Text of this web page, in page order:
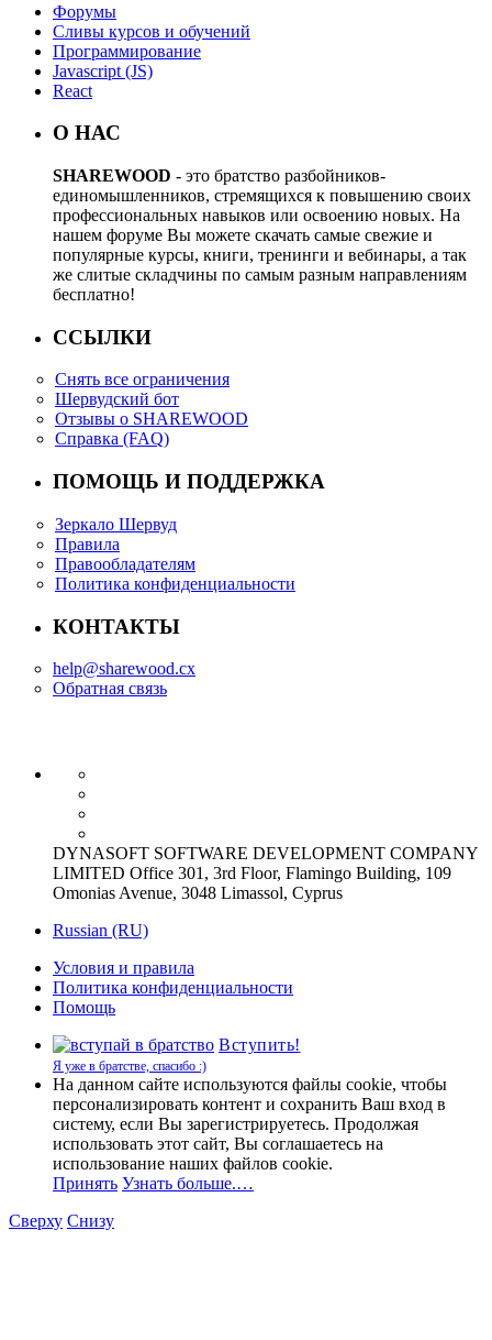
Форумы
Сливы курсов и обучений
Программирование
Javascript (JS)
React
О НАС
SHAREWOOD - это братство разбойников-
единомышленников, стремящихся к повышению своих
профессиональных навыков или освоению новых. На
нашем форуме Вы можете скачать самые свежие и
популярные курсы, книги, тренинги и вебинары, а так
же слитые складчины по самым разным направлениям
бесплатно!
ССЫЛКИ
Снять все ограничения
Шервудский бот
Отзывы о SHAREWOOD
Справка (FAQ)
ПОМОЩЬ И ПОДДЕРЖКА
Зеркало Шервуд
Правила
Правообладателям
Политика конфиденциальности
КОНТАКТЫ
help@sharewood.cx
Обратная связь
DYNASOFT SOFTWARE DEVELOPMENT COMPANY
LIMITED Office 301, 3rd Floor, Flamingo Building, 109
Omonias Avenue, 3048 Limassol, Cyprus
Russian (RU)
Условия и правила
Политика конфиденциальности
Помощь
Вступить!
Я уже в братстве, спасибо :)
На данном сайте используются файлы cookie, чтобы
персонализировать контент и сохранить Ваш вход в
систему, если Вы зарегистрируетесь. Продолжая
использовать этот сайт, Вы соглашаетесь на
использование наших файлов cookie.
Принять Узнать больше.…
Сверху Снизу